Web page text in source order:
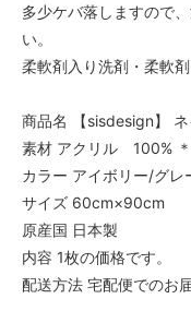
多少ケバ落しますので
い。
柔軟剤入り洗剤・柔軟
商品名 【sisdesign】
素材 アクリル 100%
カラー アイボリー/グレ
サイズ 60cm×90cm
原産国 日本製
内容 1枚の価格です。
配送方法 宅配便でのお